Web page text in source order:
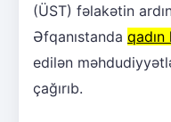
(ÜST) fəlakətin
Əfqanıstanda
edilən
çağırıb.